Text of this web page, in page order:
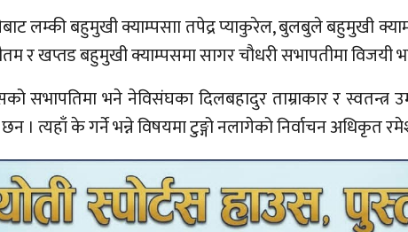
लम्की बहुमुखी क्याम्पसाा तपेद्र प्याकुरेल, बुलबुले बहुमुखी
र खप्तड बहुमुखी क्याम्पसमा सागर चौधरी सभापतीमा विजयी
सभापतिमा भने नेविसंघका दिलबहादुर ताम्राकार र स्वतन्त्र
। त्यहाँ के गर्ने भन्ने विषयमा टुङ्गो नलागेको निर्वाचन अधिकृत